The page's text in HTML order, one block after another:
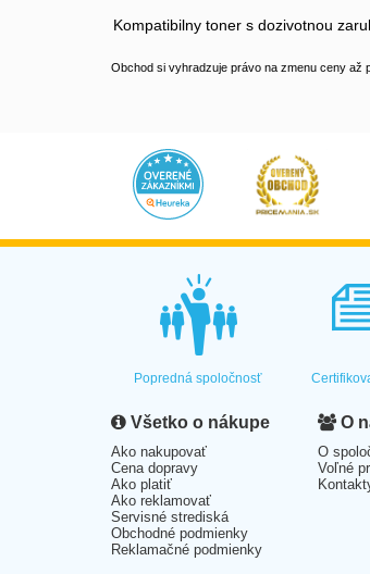
Kompatibilny toner s dozivotnou
Obchod si vyhradzuje právo na zmenu ceny až
Popredná spoločnosť
Všetko o nákupe
Ako nakupovať
Cena dopravy
Ako platiť
Ako reklamovať
Servisné strediská
Obchodné podmienky
Reklamačné podmienky
O
O
Voľné